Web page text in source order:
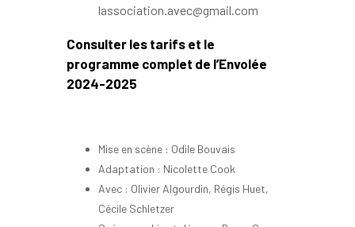
lassociation.avec@gmail.com
Consulter les tarifs et le
programme complet de l’Envolée
2024-2025
Mise en scène : Odile Bouvais
Adaptation : Nicolette Cook
Avec : Olivier Algourdin, Régis Huet,
Cécile Schletzer